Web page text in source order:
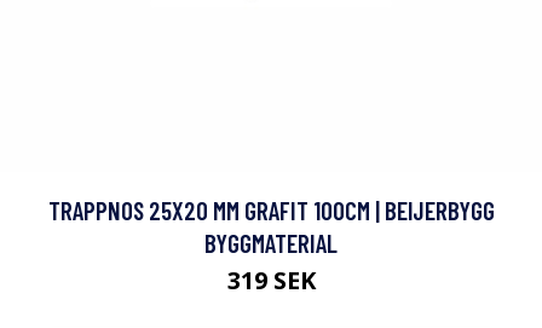
TRAPPNOS 25X20 MM GRAFIT 100CM | BEIJERBYGG
BYGGMATERIAL
319 SEK